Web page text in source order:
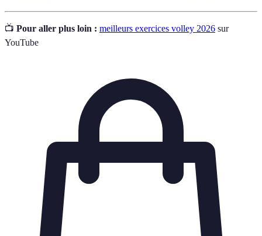
📺 Pour aller plus loin : meilleurs exercices volley 2026 sur
YouTube